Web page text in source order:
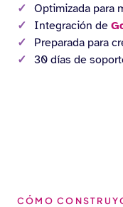
Optimizada para
Integración de
Preparada para
30 días de
CÓMO